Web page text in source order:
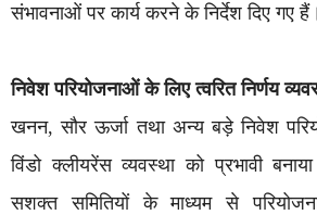
संभावनाओं पर कार्य करने के निर्देश दिए गए हैं।
निवेश परियोजनाओं के लिए त्वरित निर्णय
खनन, सौर ऊर्जा तथा अन्य बड़े निवेश
विंडो क्लीयरेंस व्यवस्था को प्रभावी
सशक्त समितियों के माध्यम से